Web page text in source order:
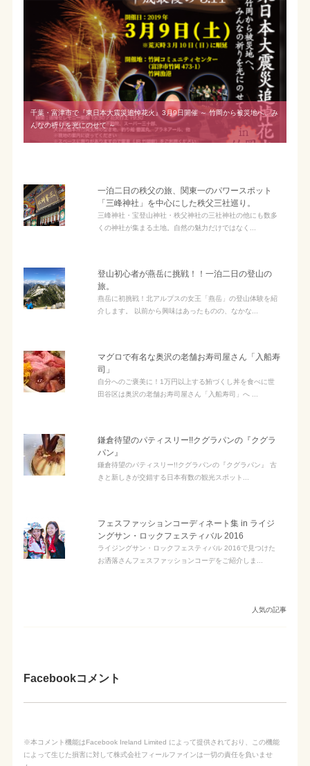
千葉・富津市で『東日本大震災追悼花火』3月9日開催 ～ 竹岡から被災地へ、み
んなの祈りを光にのせて ～
一泊二日の秩父の旅、関東一のパワースポット
「三峰神社」を中心にした秩父三社巡り。
三峰神社・宝登山神社・秩父神社の三社神社の他にも数多
くの神社が集まる土地。自然の魅力だけではなく...
登山初心者が燕岳に挑戦！！一泊二日の登山の
旅。
燕岳に初挑戦！北アルプスの女王「燕岳」の登山体験を紹
介します。 以前から興味はあったものの、なかな...
マグロで有名な奥沢の老舗お寿司屋さん「入船寿
司」
自分へのご褒美に！1万円以上する鮪づくし丼を食べに世
田谷区は奥沢の老舗お寿司屋さん「入船寿司」へ ...
鎌倉待望のパティスリー!!クグラパンの『クグラ
パン』
鎌倉待望のパティスリー!!クグラパンの『クグラパン』 古
きと新しきが交錯する日本有数の観光スポット...
フェスファッションコーディネート集 in ライジ
ングサン・ロックフェスティバル 2016
ライジングサン・ロックフェスティバル 2016で見つけた
お洒落さんフェスファッションコーデをご紹介しま...
人気の記事
Facebookコメント
※本コメント機能はFacebook Ireland Limited によって提供されており、この機能
によって生じた損害に対して株式会社フィールファインは一切の責任を負いませ